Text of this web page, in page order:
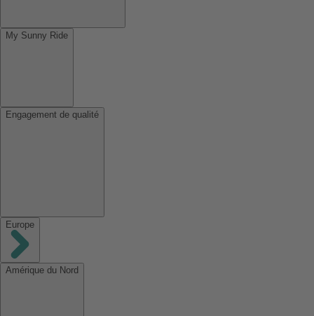
My Sunny Ride
Engagement de qualité
Europe
Amérique du Nord